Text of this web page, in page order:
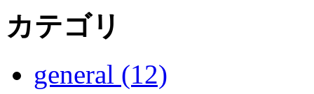
カテゴリ
general (12)